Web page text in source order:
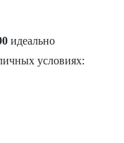
идеально
условиях: